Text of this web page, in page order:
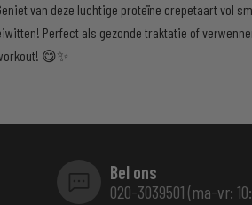
van deze luchtige proteïne crepetaart vol
Perfect als gezonde traktatie of
😋✨
Bel ons
020-3039501 (ma-vr: